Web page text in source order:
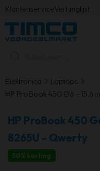
KlantenserviceVerlanglijst
Elektronica
Laptops
HP ProBook 450 G6 – 15,6
HP ProBook 450
8265U – Qwerty
50% korting